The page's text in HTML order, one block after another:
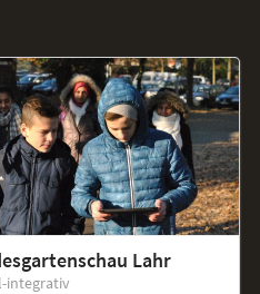
Lahr
integrativ